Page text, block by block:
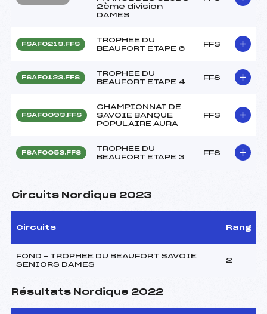
2ème division
DAMES
FSAF0213.FFS
TROPHEE DU
BEAUFORT ETAPE 6
FFS
FSAF0123.FFS
TROPHEE DU
BEAUFORT ETAPE 4
FFS
FSAF0093.FFS
CHAMPIONNAT DE
SAVOIE BANQUE
POPULAIRE AURA
FFS
FSAF0053.FFS
TROPHEE DU
BEAUFORT ETAPE 3
FFS
Circuits Nordique 2023
Circuits Rang
FOND – TROPHEE DU BEAUFORT SAVOIE
SENIORS DAMES
2
Résultats Nordique 2022